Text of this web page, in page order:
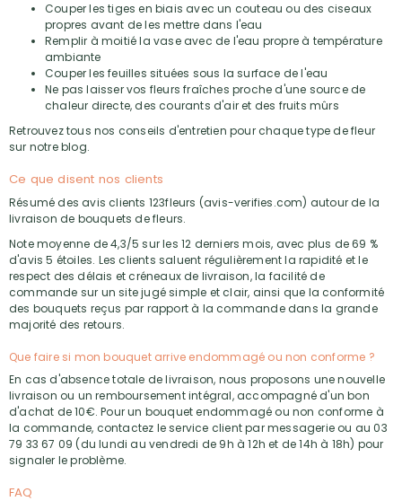
Couper les tiges en biais avec un couteau ou des ciseaux
propres avant de les mettre dans l'eau
Remplir à moitié la vase avec de l'eau propre à température
ambiante
Couper les feuilles situées sous la surface de l'eau
Ne pas laisser vos fleurs fraîches proche d'une source de
chaleur directe, des courants d'air et des fruits mûrs
Retrouvez tous nos conseils d'entretien pour chaque type de fleur
sur notre blog.
Ce que disent nos clients
Résumé des avis clients 123fleurs (avis-verifies.com) autour de la
livraison de bouquets de fleurs.
Note moyenne de 4,3/5 sur les 12 derniers mois, avec plus de 69 %
d'avis 5 étoiles. Les clients saluent régulièrement la rapidité et le
respect des délais et créneaux de livraison, la facilité de
commande sur un site jugé simple et clair, ainsi que la conformité
des bouquets reçus par rapport à la commande dans la grande
majorité des retours.
Que faire si mon bouquet arrive endommagé ou non conforme ?
En cas d'absence totale de livraison, nous proposons une nouvelle
livraison ou un remboursement intégral, accompagné d'un bon
d'achat de 10€. Pour un bouquet endommagé ou non conforme à
la commande, contactez le service client par messagerie ou au 03
79 33 67 09 (du lundi au vendredi de 9h à 12h et de 14h à 18h) pour
signaler le problème.
FAQ